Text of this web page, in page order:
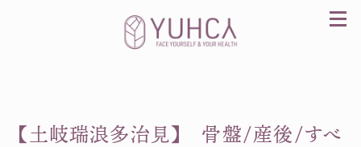
カラダを整え、習慣を変えて、心を前向きに。産
【土岐瑞浪多治見】 骨盤/産後/すべ